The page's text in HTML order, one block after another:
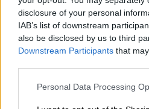
disclosure of your personal
IAB’s list of downstream
also be disclosed by us to third
Downstream Participants that
Personal Data Processing
ζήτημα. Η Δ.Ο.Ε.
σχολείο για όλους τους
δικαιώματα των μαθητών
δικαιώματα των